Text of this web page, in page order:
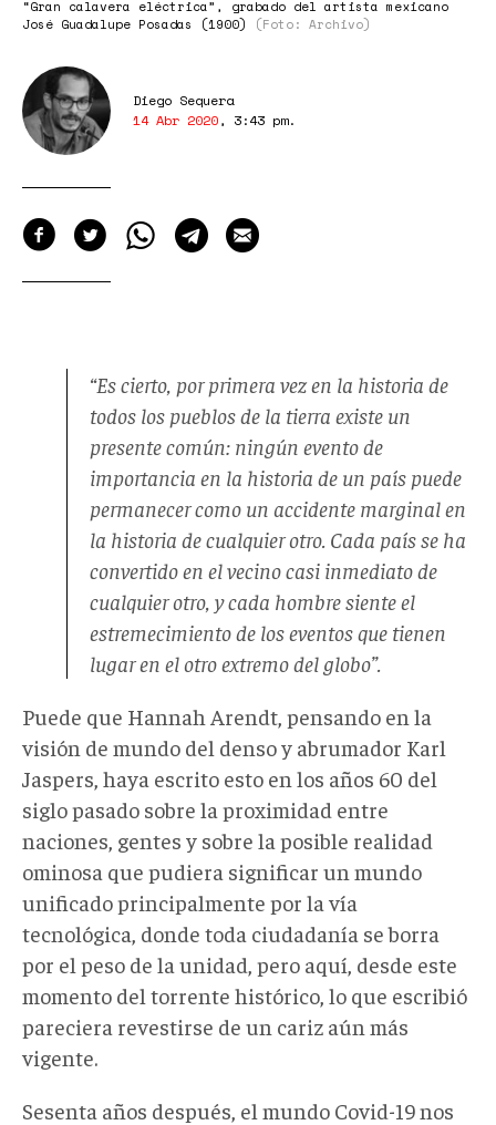
“Gran calavera eléctrica”, grabado del artista mexicano
José Guadalupe Posadas (1900)
(Foto: Archivo)
Diego Sequera
14 Abr 2020, 3:43 pm.
“Es cierto, por primera vez en la historia de
todos los pueblos de la tierra existe un
presente común: ningún evento de
importancia en la historia de un país puede
permanecer como un accidente marginal en
la historia de cualquier otro. Cada país se ha
convertido en el vecino casi inmediato de
cualquier otro, y cada hombre siente el
estremecimiento de los eventos que tienen
lugar en el otro extremo del globo”.
Puede que Hannah Arendt, pensando en la
visión de mundo del denso y abrumador Karl
Jaspers, haya escrito esto en los años 60 del
siglo pasado sobre la proximidad entre
naciones, gentes y sobre la posible realidad
ominosa que pudiera significar un mundo
unificado principalmente por la vía
tecnológica, donde toda ciudadanía se borra
por el peso de la unidad, pero aquí, desde este
momento del torrente histórico, lo que escribió
pareciera revestirse de un cariz aún más
vigente.
Sesenta años después, el mundo Covid-19 nos